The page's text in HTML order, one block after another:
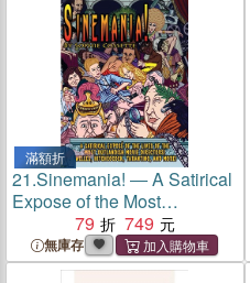
滿額折
21.Sinemania! ― A Satirical
Expose of the Most
Outlandish Movie Directors:
Welles, Hitchcock,
Tarantino, and More
79 749
無庫存